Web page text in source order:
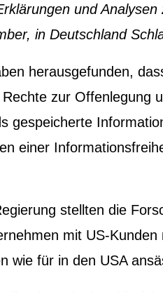
und Analysen
in Deutschland
herausgefunden,
zur Offenlegung
gespeicherte
einer
stellten die
mit US-Kunden
wie für in den USA